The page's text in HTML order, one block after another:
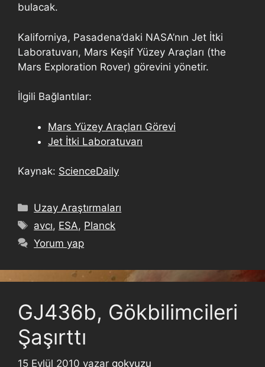
bulacak.
Kaliforniya, Pasadena’daki NASA’nın Jet İtki
Laboratuvarı, Mars Keşif Yüzey Araçları (the
Mars Exploration Rover) görevini yönetir.
İlgili Bağlantılar:
Mars Yüzey Araçları Görevi
Jet İtki Laboratuvarı
Kaynak: ScienceDaily
Uzay Araştırmaları
avcı, ESA, Planck
Yorum yap
GJ436b, Gökbilimcileri
Şaşırttı
15 Eylül 2010 yazar gokyuzu